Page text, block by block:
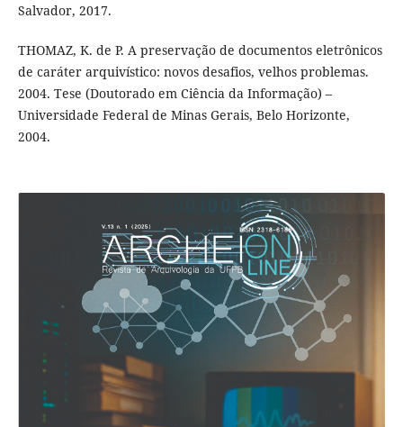
Salvador, 2017.
THOMAZ, K. de P. A preservação de documentos eletrônicos
de caráter arquivístico: novos desafios, velhos problemas.
2004. Tese (Doutorado em Ciência da Informação) –
Universidade Federal de Minas Gerais, Belo Horizonte,
2004.